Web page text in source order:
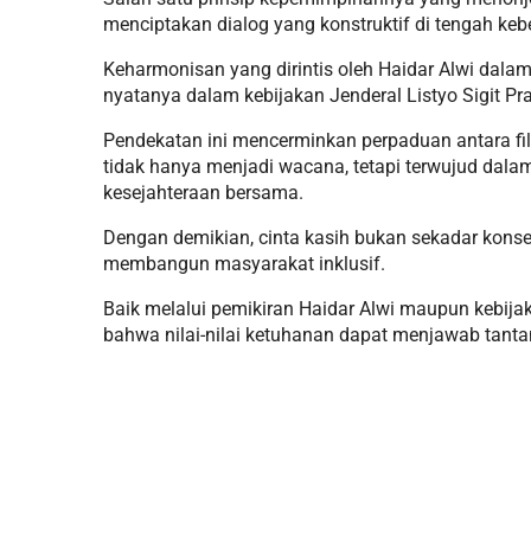
menciptakan dialog yang konstruktif di tengah
Keharmonisan yang dirintis oleh Haidar Alwi
nyatanya dalam kebijakan Jenderal Listyo Sigit
Pendekatan ini mencerminkan perpaduan antara
tidak hanya menjadi wacana, tetapi terwujud
kesejahteraan bersama.
Dengan demikian, cinta kasih bukan sekadar
membangun masyarakat inklusif.
Baik melalui pemikiran Haidar Alwi maupun
bahwa nilai-nilai ketuhanan dapat menjawab